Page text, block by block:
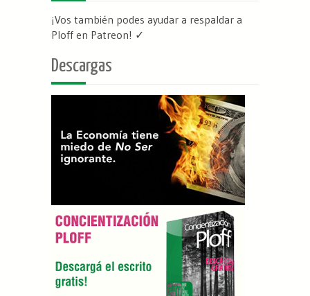
¡Vos también podes ayudar a respaldar a
Ploff en Patreon! ✓
Descargas